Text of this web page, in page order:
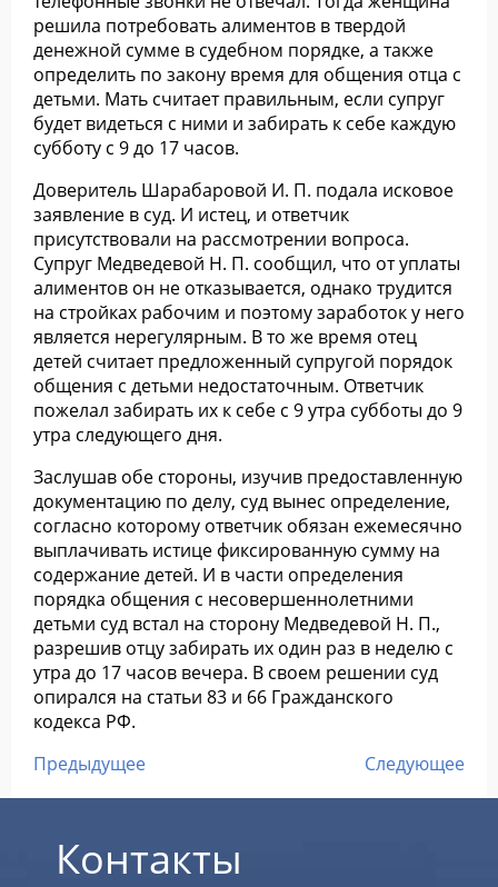
решила потребовать алиментов в твердой
денежной сумме в судебном порядке, а также
определить по закону время для общения отца с
детьми. Мать считает правильным, если супруг
будет видеться с ними и забирать к себе каждую
субботу с 9 до 17 часов.
Доверитель Шарабаровой И. П. подала исковое
заявление в суд. И истец, и ответчик
присутствовали на рассмотрении вопроса.
Супруг Медведевой Н. П. сообщил, что от уплаты
алиментов он не отказывается, однако трудится
на стройках рабочим и поэтому заработок у него
является нерегулярным. В то же время отец
детей считает предложенный супругой порядок
общения с детьми недостаточным. Ответчик
пожелал забирать их к себе с 9 утра субботы до 9
утра следующего дня.
Заслушав обе стороны, изучив предоставленную
документацию по делу, суд вынес определение,
согласно которому ответчик обязан ежемесячно
выплачивать истице фиксированную сумму на
содержание детей. И в части определения
порядка общения с несовершеннолетними
детьми суд встал на сторону Медведевой Н. П.,
разрешив отцу забирать их один раз в неделю с
утра до 17 часов вечера. В своем решении суд
опирался на статьи 83 и 66 Гражданского
кодекса РФ.
Предыдущее
Следующее
Контакты